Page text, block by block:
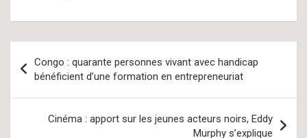
de
l’article
Congo : quarante personnes vivant avec handicap
bénéficient d’une formation en entrepreneuriat
Cinéma : apport sur les jeunes acteurs noirs, Eddy
Murphy s’explique